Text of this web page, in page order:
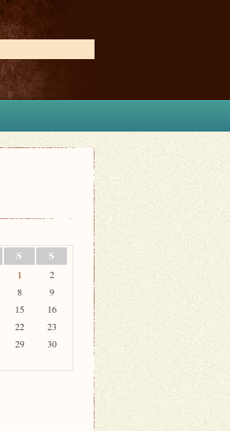
S S
1
2
8
9
15
16
22
23
29
30